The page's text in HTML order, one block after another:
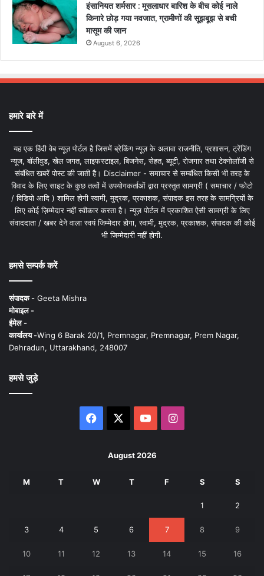
इंसानियत शर्मसार : मूसलाधार बारिश के बीच कोई नाले
किनारे छोड़ गया नवजात, ग्रामीणों की सूझबूझ से बची
मासूम की जान
August 6, 2026
हमारे बारे में
यह एक हिंदी वेब न्यूज़ पोर्टल है जिसमें ब्रेकिंग न्यूज़ के अलावा राजनीति, प्रशासन, ट्रेंडिंग
न्यूज, बॉलीवुड, खेल जगत, लाइफस्टाइल, बिजनेस, सेहत, ब्यूटी, रोजगार तथा टेक्नोलॉजी से
संबंधित खबरें पोस्ट की जाती है। Disclaimer - समाचार से सम्बंधित किसी भी तरह के
विवाद के लिए साइट के कुछ तत्वों में उपयोगकर्ताओं द्वारा प्रस्तुत सामग्री ( समाचार / फोटो
/ विडियो आदि ) शामिल होगी स्वामी, मुद्रक, प्रकाशक, संपादक इस तरह के सामग्रियों के
लिए कोई ज़िम्मेदार नहीं स्वीकार करता है। न्यूज़ पोर्टल में प्रकाशित ऐसी सामग्री के लिए
संवाददाता / खबर देने वाला स्वयं जिम्मेदार होगा, स्वामी, मुद्रक, प्रकाशक, संपादक की कोई
भी जिम्मेदारी नहीं होगी.
हमसे सम्पर्क करें
संपादक - Geeta Mishra
मोबाइल -
ईमेल -
कार्यालय -Wing 6 Barak 20/1, Premnagar, Premnagar, Prem Nagar,
Dehradun, Uttarakhand, 248007
हमसे जुड़े
Facebook YouTubeInstagram
August 2026
M T W T F S S
1 2
3 4 5 6 7 8 9
10 11 12 13 14 15 16